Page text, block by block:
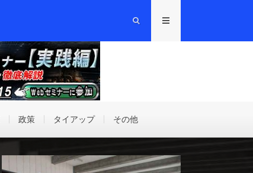
政策 タイアップ その他